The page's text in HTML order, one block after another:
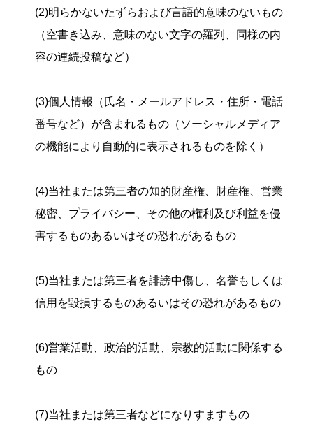
(2)明らかないたずらおよび言語的意味のないもの
（空書き込み、意味のない文字の羅列、同様の内
容の連続投稿など）
(3)個人情報（氏名・メールアドレス・住所・電話
番号など）が含まれるもの（ソーシャルメディア
の機能により自動的に表示されるものを除く）
(4)当社または第三者の知的財産権、財産権、営業
秘密、プライバシー、その他の権利及び利益を侵
害するものあるいはその恐れがあるもの
(5)当社または第三者を誹謗中傷し、名誉もしくは
信用を毀損するものあるいはその恐れがあるもの
(6)営業活動、政治的活動、宗教的活動に関係する
もの
(7)当社または第三者などになりすますもの